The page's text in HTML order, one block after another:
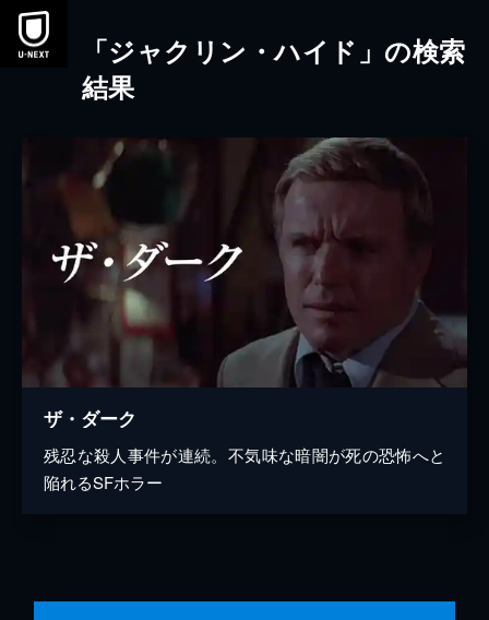
本文へスキップ
「ジャクリン・ハイド」の検索
結果
ザ・ダーク
残忍な殺人事件が連続。不気味な暗闇が死の恐怖へと
陥れるSFホラー